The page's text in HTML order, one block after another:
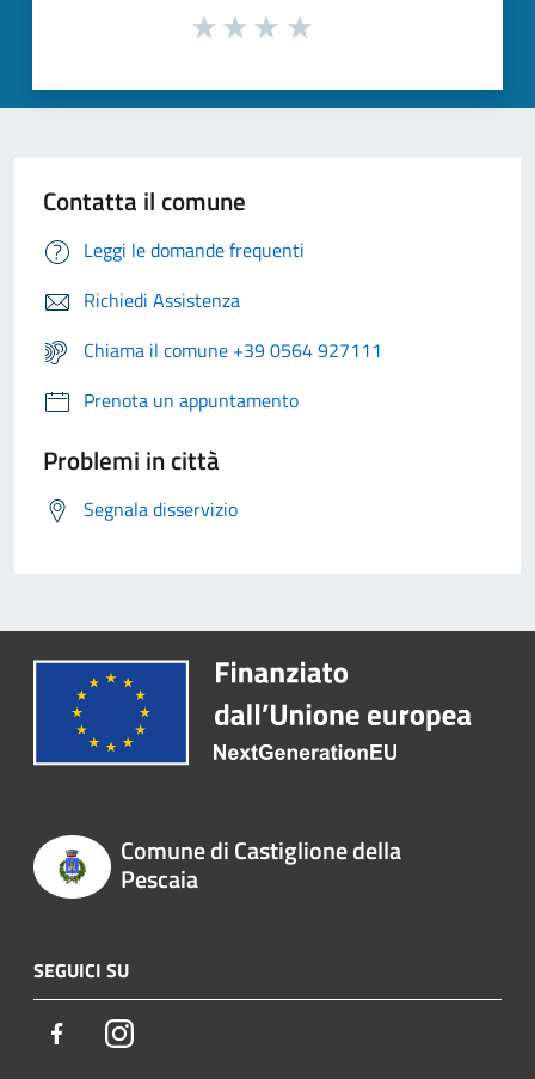
Contatta il comune
Leggi le domande frequenti
Richiedi Assistenza
Chiama il comune +39 0564 927111
Prenota un appuntamento
Problemi in città
Segnala disservizio
Comune di Castiglione della
Pescaia
SEGUICI SU
FacebookInstagram